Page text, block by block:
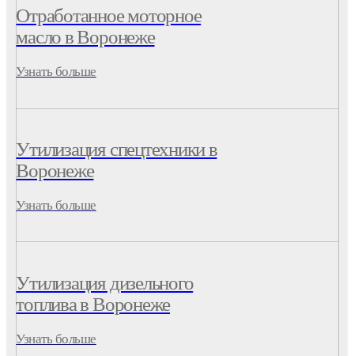
Отработанное моторное
масло в Воронеже
Узнать больше
Утилизация спецтехники в
Воронеже
Узнать больше
Утилизация дизельного
топлива в Воронеже
Узнать больше